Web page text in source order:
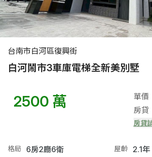
台南市白河區復興街
白河鬧市3車庫電梯全新美別墅
2500 萬
單價
房貸
房貸
格局 6房2廳6衛 屋齡 2.1年